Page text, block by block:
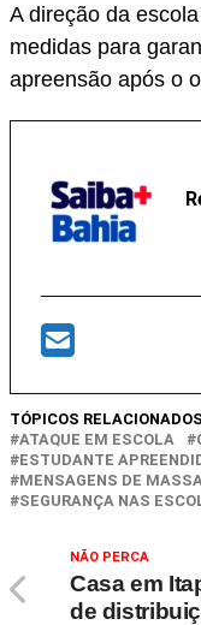
A direção da
medidas para
apreensão após o
TÓPICOS RELACIONADOS
ATAQUE EM ESCOLA
ESTUDANTE
MENSAGENS DE
SEGURANÇA NAS
NÃO PERCA
Casa em
de